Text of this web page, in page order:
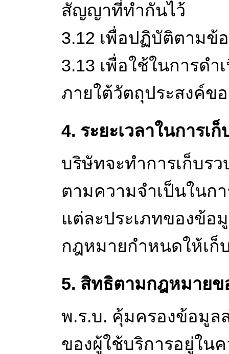
สัญญาที่ทำกันไว้
3.12 เพื่อปฏิบัติตามข้
3.13 เพื่อใช้ในการด
ภายใต้วัตถุประสงค์ข
4. ระยะเวลาในการ
บริษัทจะทำการเก็บร
ตามความจำเป็นในก
แต่ละประเภทของข้อ
กฎหมายกำหนดให้เก็
5. สิทธิตามกฎหมายข
พ.ร.บ. คุ้มครองข้อมู
ของผู้ใช้บริการอยู่ใน